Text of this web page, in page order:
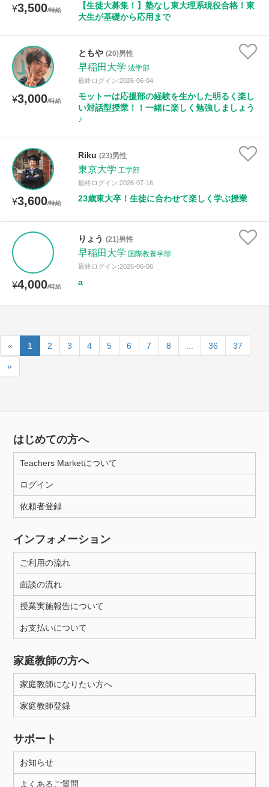
¥3,500/時給
【生徒大募集！】塾なし東大理系現役合格！東
大生が基礎から応用まで
¥3,000/時給
ともや (20)男性
早稲田大学 法学部
最終ログイン:2026-06-04
モットーは応援部の経験を生かした明るく楽し
い対話型授業！！一緒に楽しく勉強しましょう
♪
¥3,600/時給
Riku (23)男性
東京大学 工学部
最終ログイン:2026-07-16
23歳東大卒！生徒に合わせて楽しく学ぶ授業
¥4,000/時給
りょう (21)男性
早稲田大学 国際教養学部
最終ログイン:2026-06-06
a
« 1 2 3 4 5 6 7 8 36 37
»
はじめての方へ
Teachers Marketについて
ログイン
依頼者登録
インフォメーション
ご利用の流れ
面談の流れ
授業実施報告について
お支払いについて
家庭教師の方へ
家庭教師になりたい方へ
家庭教師登録
サポート
お知らせ
よくあるご質問